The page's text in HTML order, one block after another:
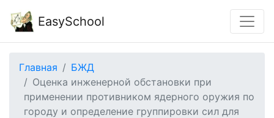
EasySchool
Главная
БЖД
Оценка инженерной обстановки при
применении противником ядерного оружия по
городу и определение группировки сил для